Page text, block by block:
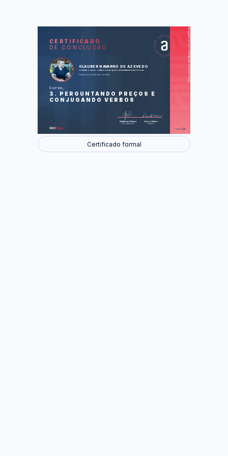
CERTIFICADO
DE CONCLUSÃO
GLAUBER NAVARRO DE AZEVEDO
concluiu o curso online com carga horária estimada em 2 horas.
Finalizado em 14 de maio de 2024
Curso
3. PERGUNTANDO PREÇOS E
CONJUGANDO VERBOS
Guilherme Silveira
Coordenador
Carlos Felício
Diretor
LAS
A small apartment (Um pequeno
apartamento)
An athlete (Um atleta)
Certificado formal